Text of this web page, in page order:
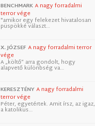
BENCHMARK A nagy forradalmi
terror vége
"amikor egy felekezet hivatalosan
püspökké választ…
X. JÓZSEF A nagy forradalmi terror
vége
A „költő” arra gondolt, hogy
alapvető különbség va…
KERESZTÉNY A nagy forradalmi
terror vége
Péter, egyetértek. Amit írsz, az igaz,
a katolikus…